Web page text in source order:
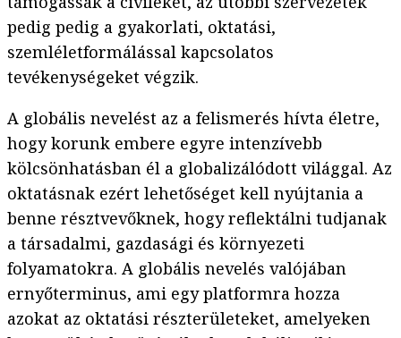
pedig pedig a gyakorlati, oktatási,
szemléletformálással kapcsolatos
tevékenységeket végzik.
A globális nevelést az a felismerés hívta életre,
hogy korunk embere egyre intenzívebb
kölcsönhatásban él a globalizálódott világgal. Az
oktatásnak ezért lehetőséget kell nyújtania a
benne résztvevőknek, hogy reflektálni tudjanak
a társadalmi, gazdasági és környezeti
folyamatokra. A globális nevelés valójában
ernyőterminus, ami egy platformra hozza
azokat az oktatási részterületeket, amelyeken